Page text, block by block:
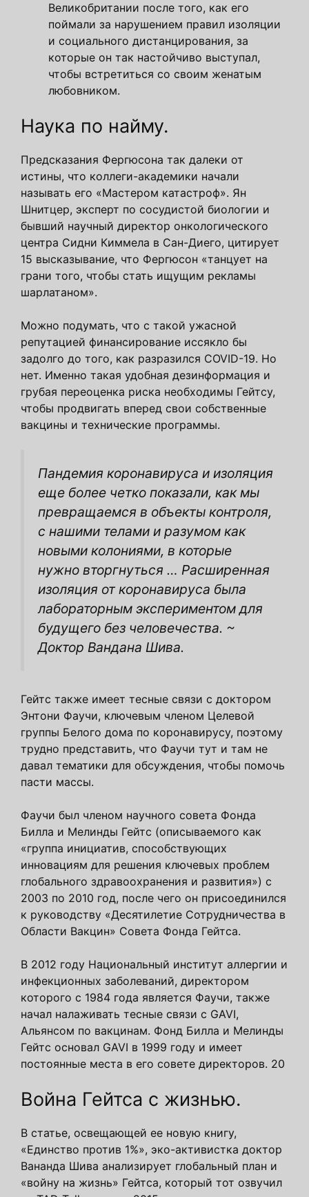
Великобритании после того, как его
поймали за нарушением правил изоляции
и социального дистанцирования, за
которые он так настойчиво выступал,
чтобы встретиться со своим женатым
любовником.
Наука по найму.
Предсказания Фергюсона так далеки от
истины, что коллеги-академики начали
называть его «Мастером катастроф». Ян
Шнитцер, эксперт по сосудистой биологии и
бывший научный директор онкологического
центра Сидни Киммела в Сан-Диего, цитирует
15 высказывание, что Фергюсон «танцует на
грани того, чтобы стать ищущим рекламы
шарлатаном».
Можно подумать, что с такой ужасной
репутацией финансирование иссякло бы
задолго до того, как разразился COVID-19. Но
нет. Именно такая удобная дезинформация и
грубая переоценка риска необходимы Гейтсу,
чтобы продвигать вперед свои собственные
вакцины и технические программы.
Пандемия коронавируса и изоляция
еще более четко показали, как мы
превращаемся в объекты контроля,
с нашими телами и разумом как
новыми колониями, в которые
нужно вторгнуться … Расширенная
изоляция от коронавируса была
лабораторным экспериментом для
будущего без человечества. ~
Доктор Вандана Шива.
Гейтс также имеет тесные связи с доктором
Энтони Фаучи, ключевым членом Целевой
группы Белого дома по коронавирусу, поэтому
трудно представить, что Фаучи тут и там не
давал тематики для обсуждения, чтобы помочь
пасти массы.
Фаучи был членом научного совета Фонда
Билла и Мелинды Гейтс (описываемого как
«группа инициатив, способствующих
инновациям для решения ключевых проблем
глобального здравоохранения и развития») с
2003 по 2010 год, после чего он присоединился
к руководству «Десятилетие Сотрудничества в
Области Вакцин» Совета Фонда Гейтса.
В 2012 году Национальный институт аллергии и
инфекционных заболеваний, директором
которого с 1984 года является Фаучи, также
начал налаживать тесные связи с GAVI,
Альянсом по вакцинам. Фонд Билла и Мелинды
Гейтс основал GAVI в 1999 году и имеет
постоянные места в его совете директоров. 20
Война Гейтса с жизнью.
В статье, освещающей ее новую книгу,
«Единство против 1%», эко-активистка доктор
Вананда Шива анализирует глобальный план и
«войну на жизнь» Гейтса, который тот озвучил